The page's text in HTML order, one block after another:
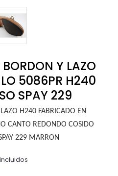
Y LAZO
5086PR H240
SPAY 229
H240 FABRICADO EN
CANTO REDONDO COSIDO
229 MARRON